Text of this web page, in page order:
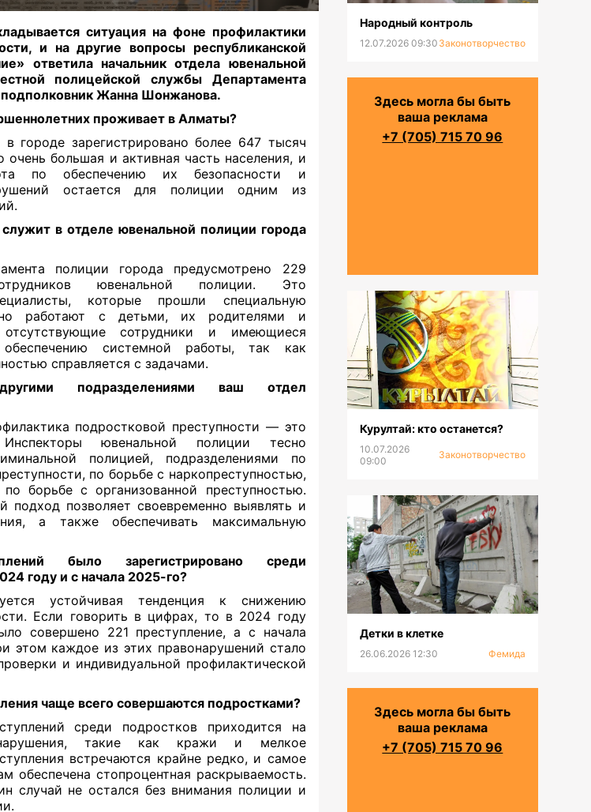
ситуация на фоне профилактики
и на другие вопросы республиканской
ответила начальник отдела ювенальной
полицейской службы Департамента
Жанна Шонжанова.
проживает в Алматы?
городе зарегистрировано более 647 тысяч
очень большая и активная часть населения, и
по обеспечению их безопасности и
остается для полиции одним из
в отделе ювенальной полиции города
полиции города предусмотрено 229
ювенальной полиции. Это
которые прошли специальную
работают с детьми, их родителями и
отсутствующие сотрудники и имеющиеся
системной работы, так как
справляется с задачами.
подразделениями ваш отдел
подростковой преступности — это
ювенальной полиции тесно
полицией, подразделениями по
по борьбе с наркопреступностью,
борьбе с организованной преступностью.
подход позволяет своевременно выявлять и
а также обеспечивать максимальную
было зарегистрировано среди
году и с начала 2025-го?
устойчивая тенденция к снижению
Если говорить в цифрах, то в 2024 году
совершено 221 преступление, а с начала
этом каждое из этих правонарушений стало
и индивидуальной профилактической
чаще всего совершаются подростками?
среди подростков приходится на
такие как кражи и мелкое
встречаются крайне редко, и самое
обеспечена стопроцентная раскрываемость.
случай не остался без внимания полиции и
Народный контроль
12.07.2026 09:30 Законотворчество
Здесь могла бы быть
ваша реклама
+7 (705) 715 70 96
Курултай: кто останется?
10.07.2026
09:00
Законотворчество
Детки в клетке
26.06.2026 12:30 Фемида
Здесь могла бы быть
ваша реклама
+7 (705) 715 70 96